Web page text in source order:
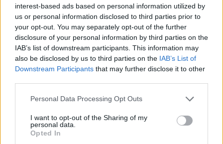
interest-based ads based on personal information utilized by
us or personal information disclosed to third parties prior to
your opt-out. You may separately opt-out of the further
disclosure of your personal information by third parties on the
IAB’s list of downstream participants. This information may
also be disclosed by us to third parties on the IAB’s List of
Downstream Participants that may further disclose it to other
Please note that this website/app uses one or more Google
not limited to your visit or usage behaviour. You may click to
grant or deny consent to Google and its third-party tags to
use your data for below specified purposes in below Google
Personal Data Processing Opt Outs
I want to opt-out of the Sharing of my
personal data.
Opted In
Kristoffersson nyolcadik vb-címével ért véget a
WRX